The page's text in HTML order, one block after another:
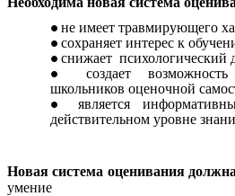
не имеет травмирующего
сохраняет интерес к
снижает психологический
создает
школьников оценочной
является
действительном уровне
Новая система оценивания должна
умение